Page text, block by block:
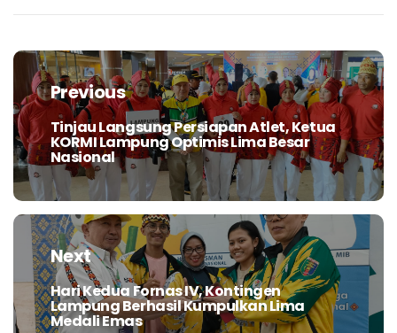
Navigasi
posPrevious
Previous
post:
Tinjau Langsung Persiapan Atlet, Ketua
KORMI Lampung Optimis Lima Besar
Nasional
Next
Next
post:
Hari Kedua Fornas IV, Kontingen
Lampung Berhasil Kumpulkan Lima
Medali Emas